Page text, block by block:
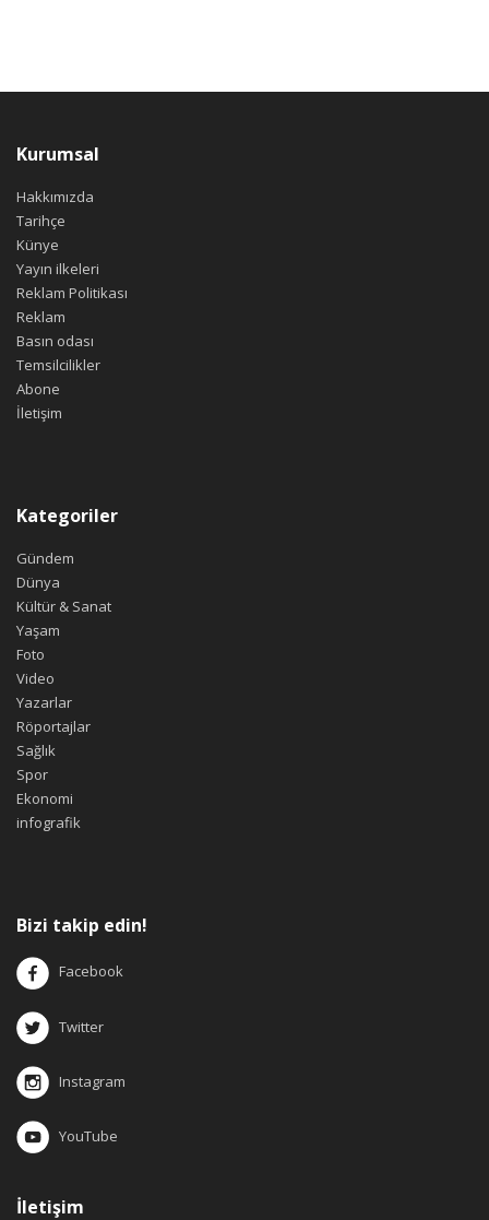
Kurumsal
Hakkımızda
Tarihçe
Künye
Yayın ilkeleri
Reklam Politikası
Reklam
Basın odası
Temsilcilikler
Abone
İletişim
Kategoriler
Gündem
Dünya
Kültür & Sanat
Yaşam
Foto
Video
Yazarlar
Röportajlar
Sağlık
Spor
Ekonomi
infografik
Bizi takip edin!
Facebook
Twitter
Instagram
YouTube
İletişim